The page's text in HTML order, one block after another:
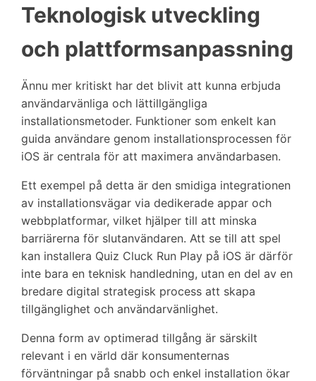
Teknologisk utveckling
och plattformsanpassning
Ännu mer kritiskt har det blivit att kunna erbjuda
användarvänliga och lättillgängliga
installationsmetoder. Funktioner som enkelt kan
guida användare genom installationsprocessen för
iOS är centrala för att maximera användarbasen.
Ett exempel på detta är den smidiga integrationen
av installationsvägar via dedikerade appar och
webbplatformar, vilket hjälper till att minska
barriärerna för slutanvändaren. Att se till att spel
kan installera Quiz Cluck Run Play på iOS är därför
inte bara en teknisk handledning, utan en del av en
bredare digital strategisk process att skapa
tillgänglighet och användarvänlighet.
Denna form av optimerad tillgång är särskilt
relevant i en värld där konsumenternas
förväntningar på snabb och enkel installation ökar